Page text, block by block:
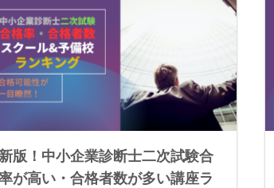
版！中小企業診断士二次試験合
が高い・合格者数が多い講座ラ